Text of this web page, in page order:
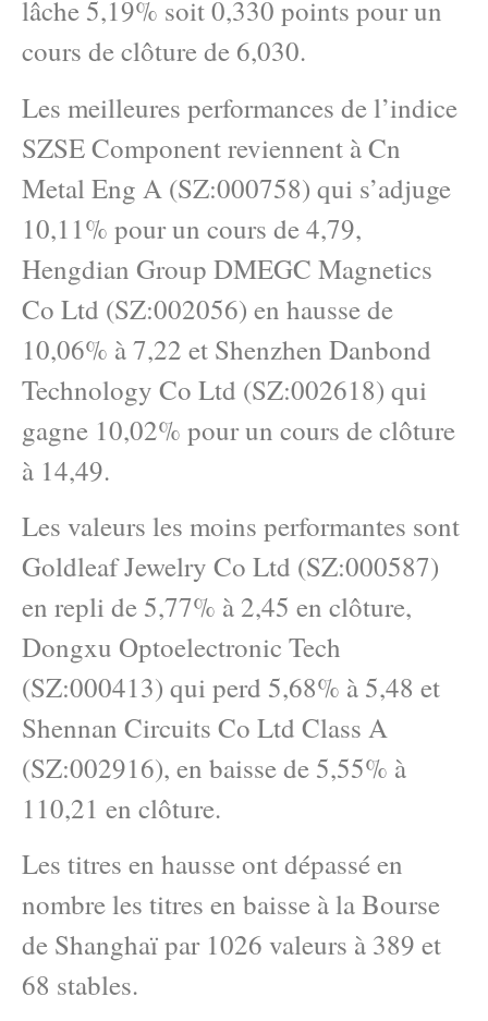
lâche 5,19% soit 0,330 points pour un
cours de clôture de 6,030.
Les meilleures performances de l’indice
SZSE Component reviennent à Cn
Metal Eng A (SZ:000758) qui s’adjuge
10,11% pour un cours de 4,79,
Hengdian Group DMEGC Magnetics
Co Ltd (SZ:002056) en hausse de
10,06% à 7,22 et Shenzhen Danbond
Technology Co Ltd (SZ:002618) qui
gagne 10,02% pour un cours de clôture
à 14,49.
Les valeurs les moins performantes sont
Goldleaf Jewelry Co Ltd (SZ:000587)
en repli de 5,77% à 2,45 en clôture,
Dongxu Optoelectronic Tech
(SZ:000413) qui perd 5,68% à 5,48 et
Shennan Circuits Co Ltd Class A
(SZ:002916), en baisse de 5,55% à
110,21 en clôture.
Les titres en hausse ont dépassé en
nombre les titres en baisse à la Bourse
de Shanghaï par 1026 valeurs à 389 et
68 stables.